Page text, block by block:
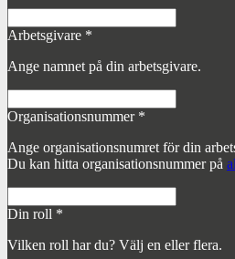
Arbetsgivare *
Ange namnet på din arbetsgivare.
Organisationsnummer *
Ange organisationsnumret för din
Du kan hitta organisationsnummer på
Din roll *
Vilken roll har du? Välj en eller flera.